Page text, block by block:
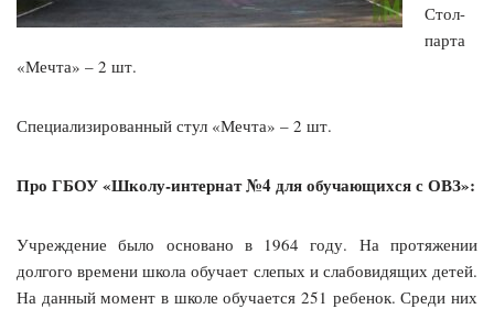
Стол-
парта
«Мечта» – 2 шт.
Специализированный стул «Мечта» – 2 шт.
Про ГБОУ «Школу-интернат №4 для обучающихся с ОВЗ»:
Учреждение было основано в 1964 году. На протяжении
долгого времени школа обучает слепых и слабовидящих детей.
На данный момент в школе обучается 251 ребенок. Среди них